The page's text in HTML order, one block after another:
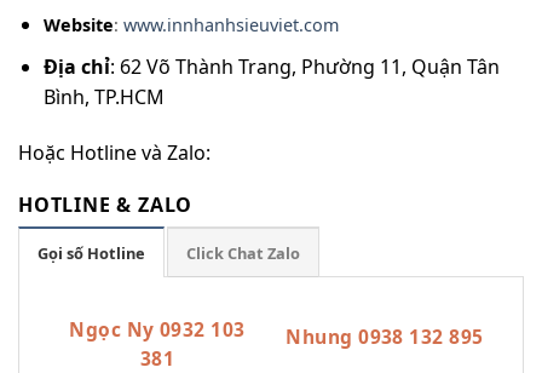
Website: www.innhanhsieuviet.com
Địa chỉ: 62 Võ Thành Trang, Phường 11, Quận Tân
Bình, TP.HCM
Hoặc Hotline và Zalo:
HOTLINE & ZALO
Gọi số Hotline Click Chat Zalo
Ngọc Ny 0932 103
381
Nhung 0938 132 895